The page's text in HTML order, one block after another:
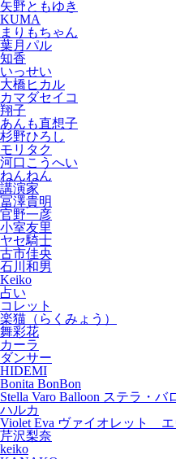
矢野ともゆき
KUMA
まりもちゃん
葉月パル
知香
いっせい
大橋ヒカル
カマダセイコ
翔子
あんも直想子
杉野ひろし
モリタク
河口こうへい
ねんねん
講演家
冨澤貴明
官野一彦
小室友里
ヤセ騎士
古市佳央
石川和男
Keiko
占い
コレット
楽猫（らくみょう）
舞彩花
カーラ
ダンサー
HIDEMI
Bonita BonBon
Stella Varo Balloon ステラ・バ
ハルカ
Violet Eva ヴァイオレット エ
芹沢梨奈
keiko